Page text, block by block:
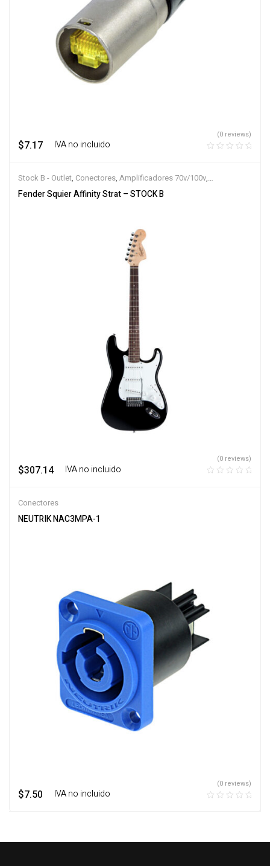
$7.17 ‎ ‎ ‎ IVA no incluido
(0 reviews)
Stock B - Outlet, Conectores, Amplificadores 70v/100v,
Bajos/Guitarras
Fender Squier Affinity Strat – STOCK B
$307.14 ‎ ‎ ‎ IVA no incluido
(0 reviews)
Conectores
NEUTRIK NAC3MPA-1
$7.50 ‎ ‎ ‎ IVA no incluido
(0 reviews)